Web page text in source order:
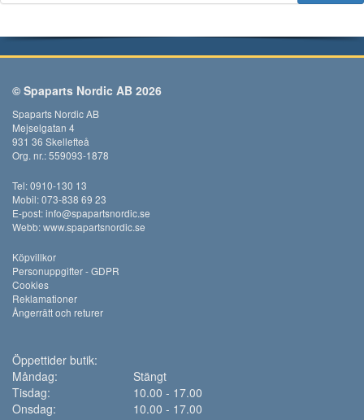
© Spaparts Nordic AB 2026
Spaparts Nordic AB
Mejselgatan 4
931 36 Skellefteå
Org. nr.: 559093-1878
Tel: 0910-130 13
Mobil: 073-838 69 23
E-post:info@spapartsnordic.se
Webb:www.spapartsnordic.se
Köpvillkor
Personuppgifter - GDPR
Cookies
Reklamationer
Ångerrätt och returer
Öppettider butik:
Måndag:
Stängt
Tisdag:
10.00 - 17.00
Onsdag:
10.00 - 17.00